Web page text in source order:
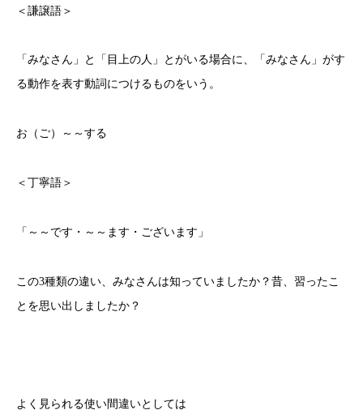
＜謙譲語＞
「みなさん」と「目上の人」とがいる場合に、「みなさん」がす
る動作を表す動詞につけるものをいう。
お（ご）～～する
＜丁寧語＞
「～～です・～～ます・ございます」
この3種類の違い、みなさんは知っていましたか？昔、習ったこ
とを思い出しましたか？
よく見られる使い間違いとしては